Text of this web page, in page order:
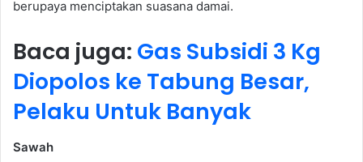
berupaya menciptakan suasana damai.
Baca juga: Gas Subsidi 3 Kg
Diopolos ke Tabung Besar,
Pelaku Untuk Banyak
Sawah